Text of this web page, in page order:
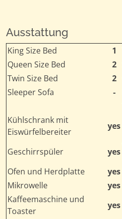
Ausstattung
King Size Bed 1
Queen Size Bed
2
Twin Size Bed
2
Sleeper Sofa
-
Kühlschrank mit
Eiswürfelbereiter
yes
Geschirrspüler yes
Ofen und Herdplatte
yes
Mikrowelle
yes
Kaffeemaschine und
Toaster
yes